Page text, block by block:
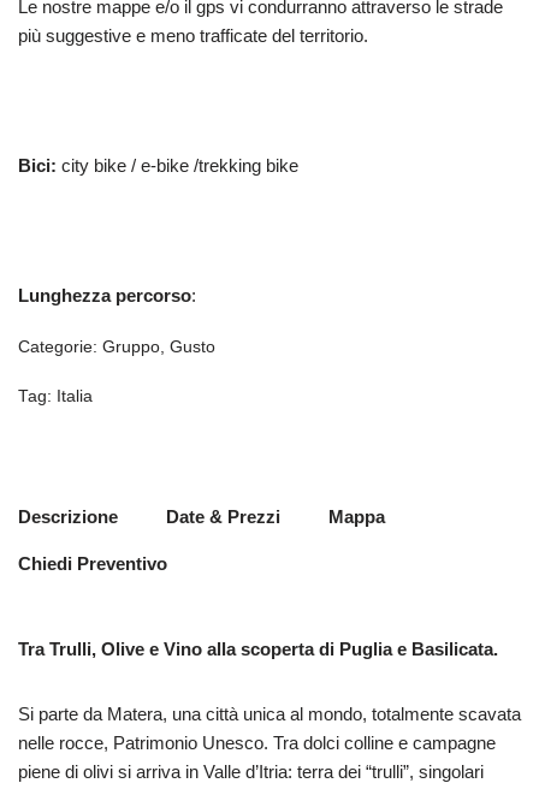
Le nostre mappe e/o il gps vi condurranno attraverso le strade
più suggestive e meno trafficate del territorio.
Bici: city bike / e-bike /trekking bike
Lunghezza percorso:
Categorie: Gruppo, Gusto
Tag: Italia
Descrizione Date & Prezzi Mappa
Chiedi Preventivo
Tra Trulli, Olive e Vino alla scoperta di Puglia e Basilicata.
Si parte da Matera, una città unica al mondo, totalmente scavata
nelle rocce, Patrimonio Unesco. Tra dolci colline e campagne
piene di olivi si arriva in Valle d’Itria: terra dei “trulli”, singolari